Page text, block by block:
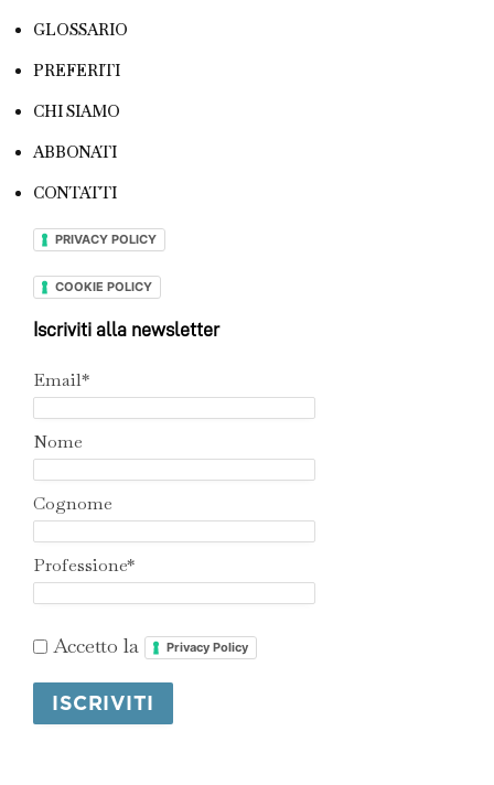
GLOSSARIO
PREFERITI
CHI SIAMO
ABBONATI
CONTATTI
PRIVACY POLICY
COOKIE POLICY
Iscriviti alla newsletter
Email*
Nome
Cognome
Professione*
Accetto la Privacy Policy